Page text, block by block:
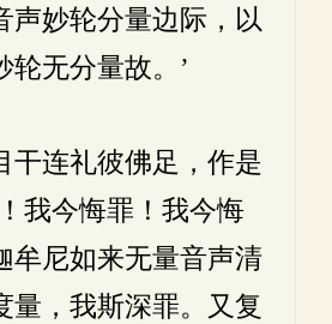
声妙轮分量边际，以
轮无分量故。’
干连礼彼佛足，作是
我今悔罪！我今悔
牟尼如来无量音声清
量，我斯深罪。又复